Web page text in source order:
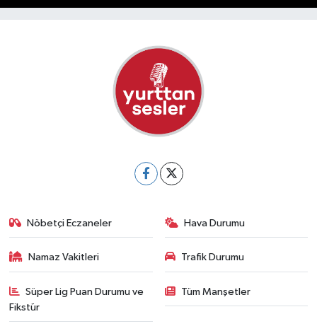
Nöbetçi Eczaneler Hava Durumu
Namaz Vakitleri Trafik Durumu
Süper Lig Puan Durumu ve
Fikstür
Tüm Manşetler